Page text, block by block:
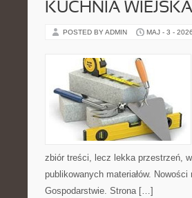
KUCHNIA WIEJSKA
POSTED BY ADMIN MAJ - 3 - 2026
zbiór treści, lecz lekka przestrzeń,
publikowanych materiałów.
Gospodarstwie. Strona […]